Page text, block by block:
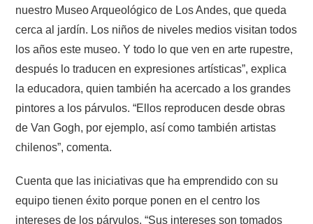
nuestro Museo Arqueológico de Los Andes, que queda
cerca al jardín. Los niños de niveles medios visitan todos
los años este museo. Y todo lo que ven en arte rupestre,
después lo traducen en expresiones artísticas”, explica
la educadora, quien también ha acercado a los grandes
pintores a los párvulos. “Ellos reproducen desde obras
de Van Gogh, por ejemplo, así como también artistas
chilenos”, comenta.
Cuenta que las iniciativas que ha emprendido con su
equipo tienen éxito porque ponen en el centro los
intereses de los párvulos. “Sus intereses son tomados